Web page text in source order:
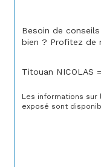
Besoin de
bien ? Profitez de
Titouan NICOLAS
Les informations
exposé sont